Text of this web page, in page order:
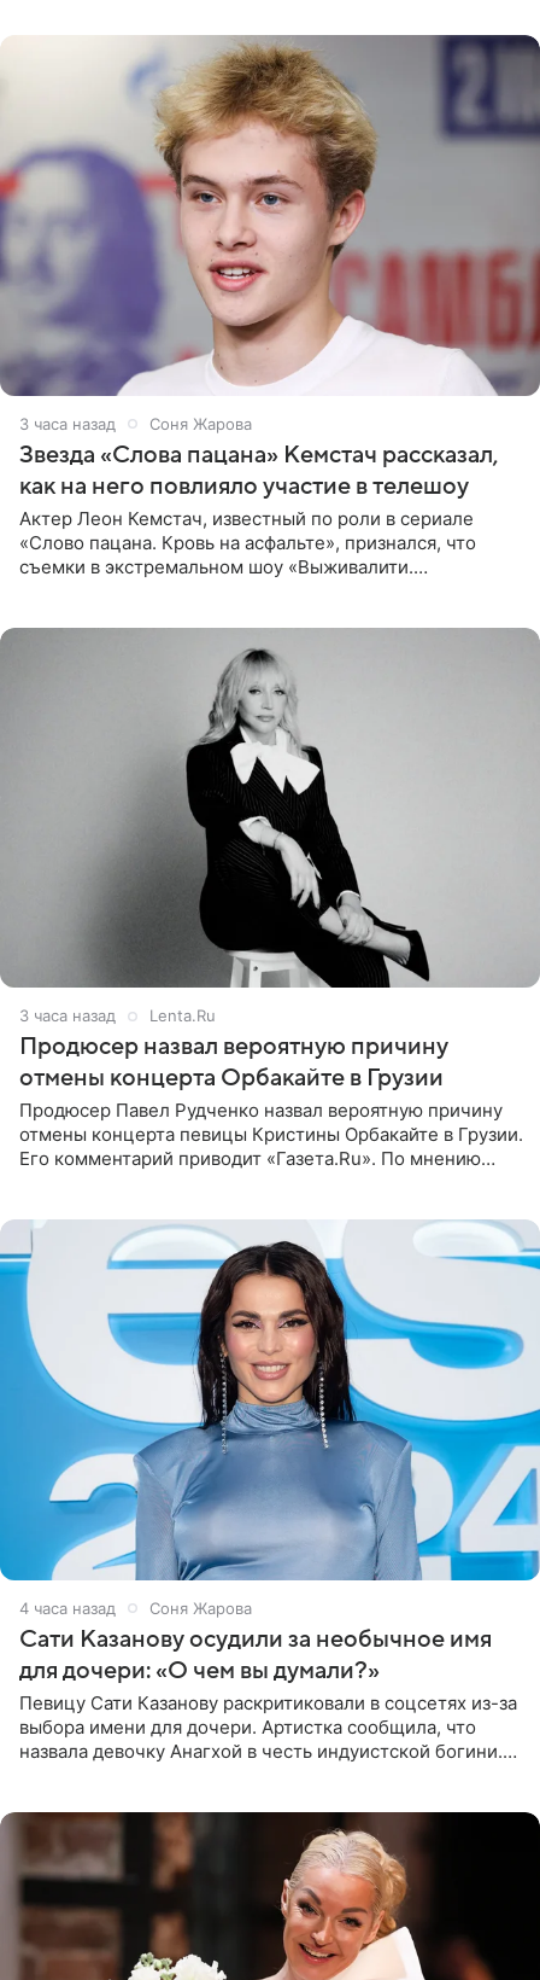
3 часа назад Соня Жарова
Звезда «Слова пацана» Кемстач рассказал,
как на него повлияло участие в телешоу
Актер Леон Кемстач, известный по роли в сериале
«Слово пацана. Кровь на асфальте», признался, что
съемки в экстремальном шоу «Выживалити.
3 часа назад Lenta.Ru
Продюсер назвал вероятную причину
отмены концерта Орбакайте в Грузии
Продюсер Павел Рудченко назвал вероятную причину
отмены концерта певицы Кристины Орбакайте в Грузии.
Его комментарий приводит «Газета.Ru». По мнению
4 часа назад Соня Жарова
Сати Казанову осудили за необычное имя
для дочери: «О чем вы думали?»
Певицу Сати Казанову раскритиковали в соцсетях из-за
выбора имени для дочери. Артистка сообщила, что
назвала девочку Анагхой в честь индуистской богини.